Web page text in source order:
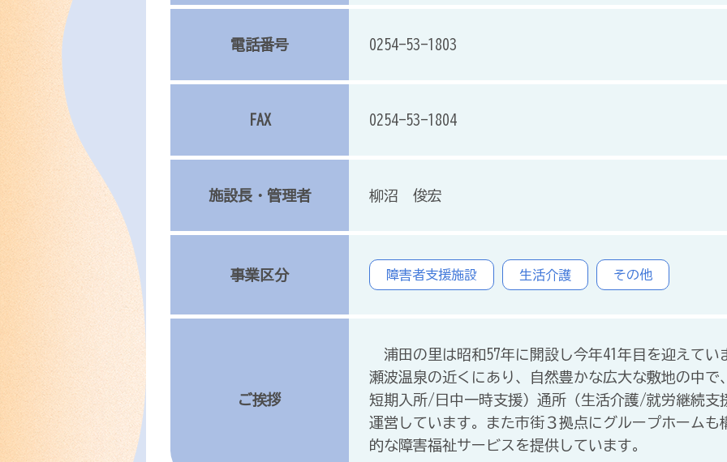
電話番号 0254-53-1803
FAX 0254-53-1804
施設長・管理者 柳沼 俊宏
事業区分 障害者支援施設 生活介護 その他
ご挨拶
浦田の里は昭和57年に開設し今年41年目を迎えてい
瀬波温泉の近くにあり、自然豊かな広大な敷地の中
短期入所/日中一時支援）通所（生活介護/就労継続支
運営しています。また市街３拠点にグループホームも
的な障害福祉サービスを提供しています。